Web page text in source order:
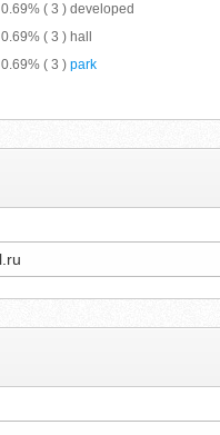
0.69% ( 3 ) developed
0.69% ( 3 ) hall
0.69% ( 3 ) park